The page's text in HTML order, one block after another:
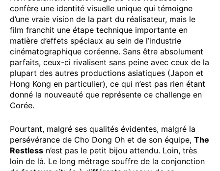
confère une identité visuelle unique qui témoigne
d’une vraie vision de la part du réalisateur, mais le
film franchit une étape technique importante en
matière d’effets spéciaux au sein de l’industrie
cinématographique coréenne. Sans être absolument
parfaits, ceux-ci rivalisent sans peine avec ceux de la
plupart des autres productions asiatiques (Japon et
Hong Kong en particulier), ce qui n’est pas rien étant
donné la nouveauté que représente ce challenge en
Corée.
Pourtant, malgré ses qualités évidentes, malgré la
persévérance de Cho Dong Oh et de son équipe, The
Restless n’est pas le petit bijou attendu. Loin, très
loin de là. Le long métrage souffre de la conjonction